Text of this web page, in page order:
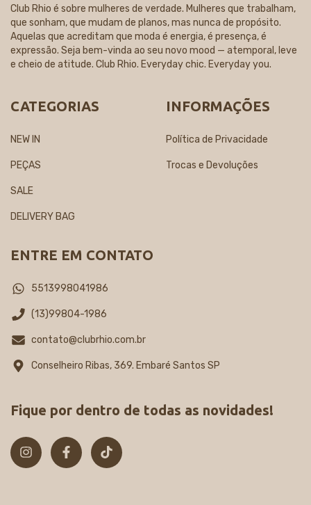
Club Rhio é sobre mulheres de verdade. Mulheres que trabalham,
que sonham, que mudam de planos, mas nunca de propósito.
Aquelas que acreditam que moda é energia, é presença, é
expressão. Seja bem-vinda ao seu novo mood — atemporal, leve
e cheio de atitude. Club Rhio. Everyday chic. Everyday you.
CATEGORIAS
NEW IN
PEÇAS
SALE
DELIVERY BAG
INFORMAÇÕES
Política de Privacidade
Trocas e Devoluções
ENTRE EM CONTATO
5513998041986
(13)99804-1986
contato@clubrhio.com.br
Conselheiro Ribas, 369. Embaré Santos SP
Fique por dentro de todas as novidades!